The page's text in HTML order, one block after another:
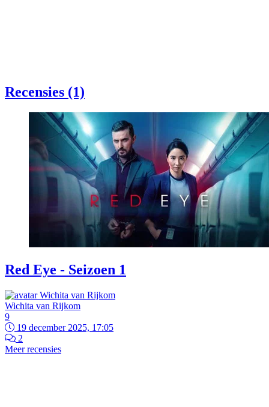
Recensies (1)
Red Eye - Seizoen 1
Wichita van Rijkom
9
19 december 2025, 17:05
2
Meer recensies